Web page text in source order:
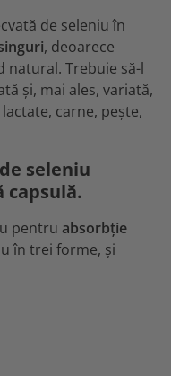
de seleniu în
, deoarece
natural. Trebuie să-l
și, mai ales, variată,
carne, pește,
seleniu
capsulă.
pentru absorbție
în trei forme, și